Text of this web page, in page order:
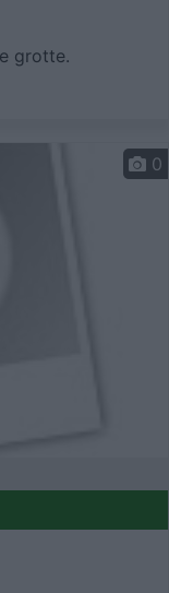
grotte.
0